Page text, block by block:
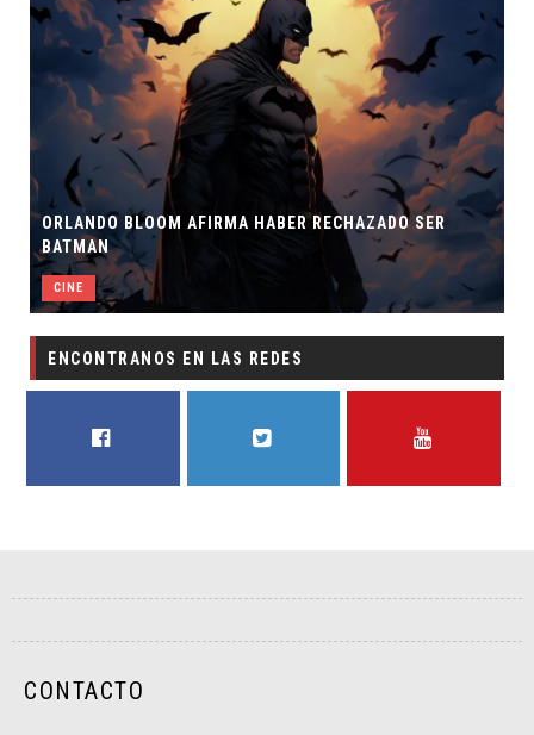
ORLANDO BLOOM AFIRMA HABER RECHAZADO SER
BATMAN
CINE
ENCONTRANOS EN LAS REDES
CONTACTO